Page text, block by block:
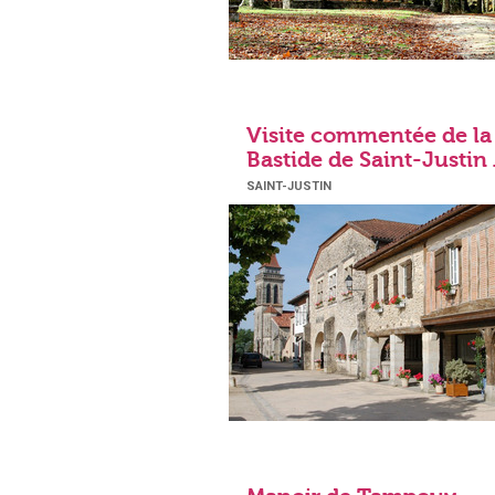
Visite commentée de la
Bastide de Saint-Justin
SAINT-JUSTIN